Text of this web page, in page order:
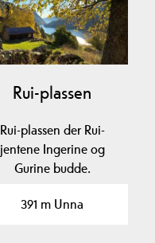
Rui-plassen
Rui-plassen der Rui-
jentene Ingerine og
Gurine budde.
391 m Unna